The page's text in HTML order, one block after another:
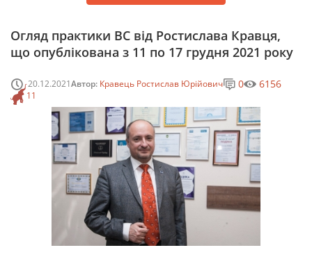
Огляд практики ВС від Ростислава Кравця,
що опублікована з 11 по 17 грудня 2021 року
20.12.2021Автор: Кравець Ростислав Юрійович
11
0 6156